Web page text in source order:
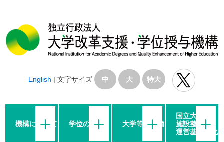
English | 文字サイズ 中 大 特大
機構について 学位の授与 大学等の評価
国立大学の
施設整備・
運営基盤強化